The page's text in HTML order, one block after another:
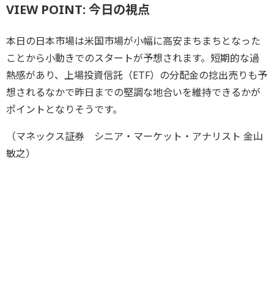
VIEW POINT: 今日の視点
本日の日本市場は米国市場が小幅に高安まちまちとなった
ことから小動きでのスタートが予想されます。短期的な過
熱感があり、上場投資信託（ETF）の分配金の捻出売りも予
想されるなかで昨日までの堅調な地合いを維持できるかが
ポイントとなりそうです。
（マネックス証券 シニア・マーケット・アナリスト 金山
敏之）